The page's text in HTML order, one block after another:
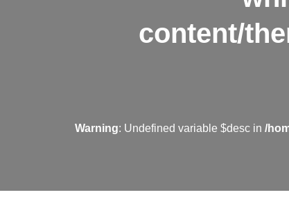
content/
Warning: Undefined variable $desc in /